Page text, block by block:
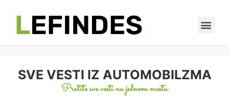
SVE VESTI IZ AUTOMOBILZMA
Pratite sve vesti na jednom mestu